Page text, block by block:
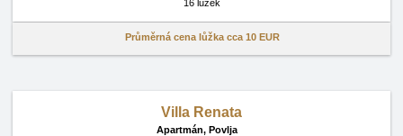
16 lůžek
Průměrná cena lůžka cca 10 EUR
Villa Renata
Apartmán, Povlja